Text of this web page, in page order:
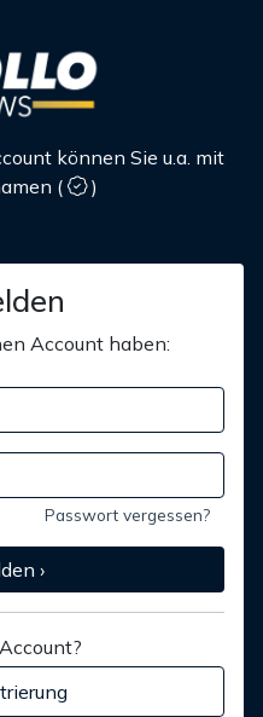
können Sie u.a. mit
(
)
Account haben:
Passwort vergessen?
›